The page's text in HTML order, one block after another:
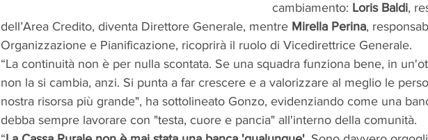
cambiamento: Loris Baldi,
dell’Area Credito, diventa Direttore Generale, mentre Mirella Perina,
Organizzazione e Pianificazione, ricoprirà il ruolo di Vicedirettrice Generale.
“La continuità non è per nulla scontata. Se una squadra funziona bene, in
non la si cambia, anzi. Si punta a far crescere e a valorizzare al meglio le
nostra risorsa più grande", ha sottolineato Gonzo, evidenziando come una
debba sempre lavorare con "testa, cuore e pancia" all'interno della comunità.